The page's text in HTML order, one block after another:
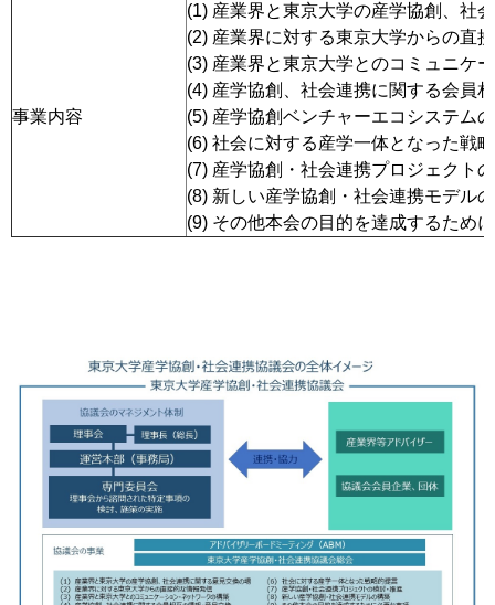
事業内容
(1) 産業界と東京大学の産学協創、社
(2) 産業界に対する東京大学からの直
(3) 産業界と東京大学とのコミュニケ
(4) 産学協創、社会連携に関する会員
(5) 産学協創ベンチャーエコシステム
(6) 社会に対する産学一体となった戦
(7) 産学協創・社会連携プロジェクト
(8) 新しい産学協創・社会連携モデル
(9) その他本会の目的を達成するため